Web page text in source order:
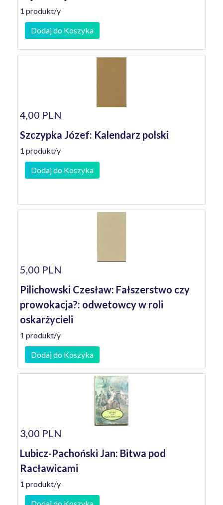
1 produkt/y
Dodaj do Koszyka
4,00 PLN
Szczypka Józef: Kalendarz polski
1 produkt/y
Dodaj do Koszyka
5,00 PLN
Pilichowski Czesław: Fałszerstwo czy
prowokacja?: odwetowcy w roli
oskarżycieli
1 produkt/y
Dodaj do Koszyka
3,00 PLN
Lubicz-Pachoński Jan: Bitwa pod
Racławicami
1 produkt/y